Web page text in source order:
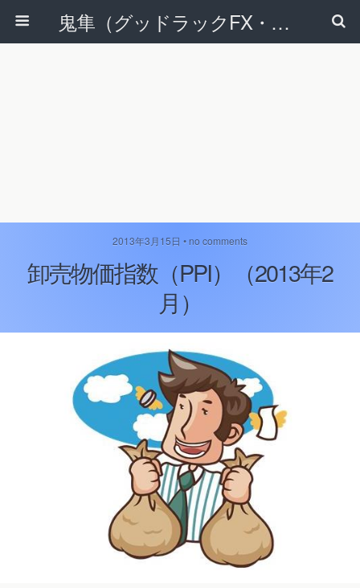
鬼隼（グッドラックFX・改）
2013年3月15日 • no comments
卸売物価指数（PPI）（2013年2
月）